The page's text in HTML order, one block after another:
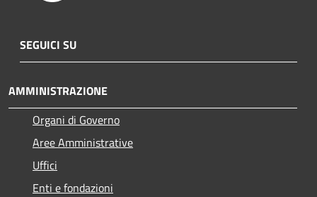
SEGUICI SU
AMMINISTRAZIONE
Organi di Governo
Aree Amministrative
Uffici
Enti e fondazioni